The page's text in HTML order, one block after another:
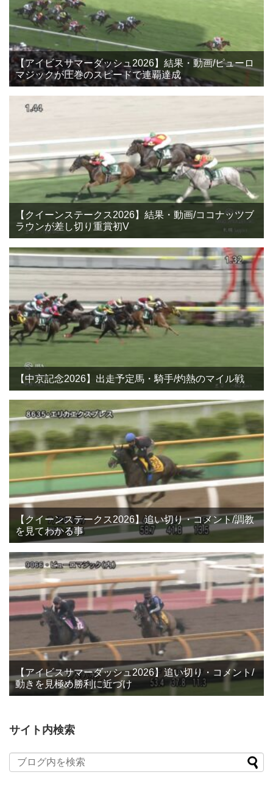
【アイビスサマーダッシュ2026】結果・動画/ピューロ
マジックが圧巻のスピードで連覇達成
【クイーンステークス2026】結果・動画/ココナッツブ
ラウンが差し切り重賞初V
【中京記念2026】出走予定馬・騎手/灼熱のマイル戦
【クイーンステークス2026】追い切り・コメント/調教
を見てわかる事
【アイビスサマーダッシュ2026】追い切り・コメント/
動きを見極め勝利に近づけ
サイト内検索